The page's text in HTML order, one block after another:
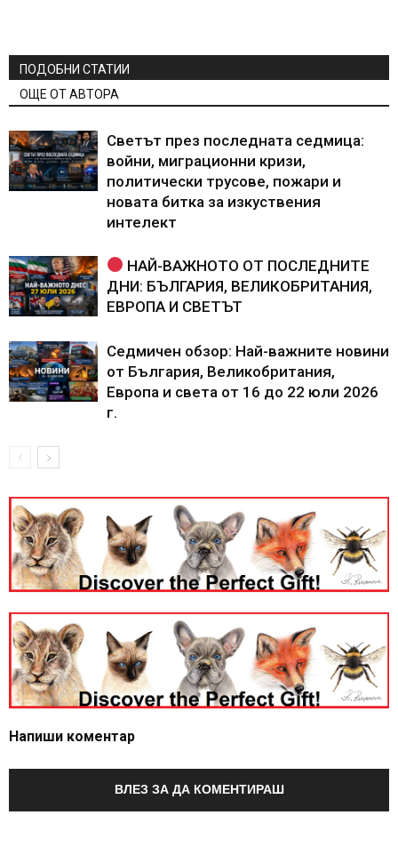
ПОДОБНИ СТАТИИ
ОЩЕ ОТ АВТОРА
Светът през последната седмица:
войни, миграционни кризи,
политически трусове, пожари и
новата битка за изкуствения
интелект
НАЙ-ВАЖНОТО ОТ ПОСЛЕДНИТЕ
ДНИ: БЪЛГАРИЯ, ВЕЛИКОБРИТАНИЯ,
ЕВРОПА И СВЕТЪТ
Седмичен обзор: Най-важните новини
от България, Великобритания,
Европа и света от 16 до 22 юли 2026
г.
Напиши коментар
ВЛЕЗ ЗА ДА КОМЕНТИРАШ